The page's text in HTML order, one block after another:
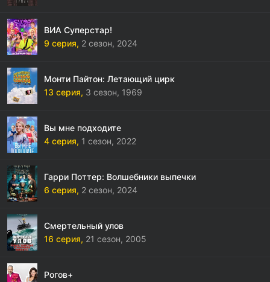
ВИА Суперстар!
9 серия, 2 сезон, 2024
Монти Пайтон: Летающий цирк
13 серия, 3 сезон, 1969
Вы мне подходите
4 серия, 1 сезон, 2022
Гарри Поттер: Волшебники выпечки
6 серия, 2 сезон, 2024
Смертельный улов
16 серия, 21 сезон, 2005
Рогов+